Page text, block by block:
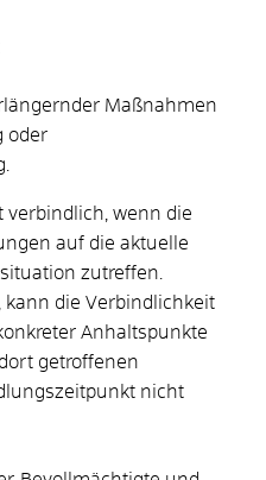
Maßnahmen
oder
verbindlich, wenn die
auf die aktuelle
zutreffen.
kann die Verbindlichkeit
Anhaltspunkte
getroffenen
nicht